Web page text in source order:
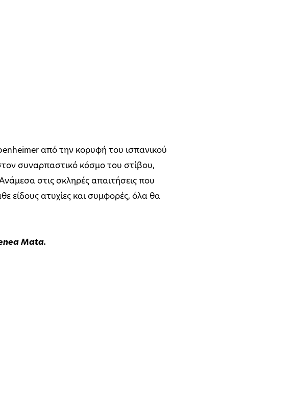
από την κορυφή του ισπανικού
συναρπαστικό κόσμο του στίβου,
στις σκληρές απαιτήσεις που
είδους ατυχίες και συμφορές, όλα θα
Mata.